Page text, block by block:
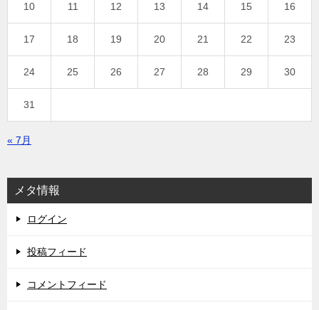
10 11 12 13 14 15 16
17 18 19 20 21 22 23
24 25 26 27 28 29 30
31
« 7月
メタ情報
ログイン
投稿フィード
コメントフィード